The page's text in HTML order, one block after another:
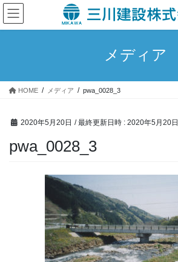
コ
ン
テ
ス
ナ
ビ
ゲ
ン
メディア
HOME メディア pwa_0028_3
2020年5月20日 / 最終更新日時 : 2020年5月20日
pwa_0028_3